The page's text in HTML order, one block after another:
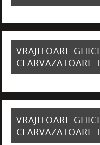
VRAJITOARE
CLARVAZATOARE
VRAJITOARE
CLARVAZATOARE